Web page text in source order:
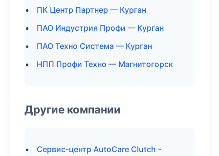
ПК Центр Партнер — Курган
ПАО Индустрия Профи — Курган
ПАО Техно Система — Курган
НПП Профи Техно — Магнитогорск
Другие компании
Сервис-центр AutoCare Clutch -